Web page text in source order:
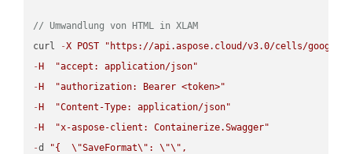
// Umwandlung von HTML in XLAM
curl
-X POST
"https://api.aspose.cloud/v3.0/cells/
- H
"accept: application/json"
- H
"authorization: Bearer <token>"
- H
"Content-Type: application/json"
- H
"x-aspose-client: Containerize.Swagger"
-d "{ \"SaveFormat\" : \"\" ,